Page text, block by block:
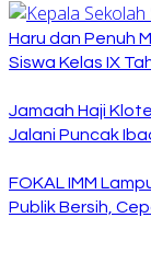
Haru dan Penuh
Siswa Kelas IX
Jamaah Haji
Jalani Puncak
FOKAL IMM
Publik Bersih,